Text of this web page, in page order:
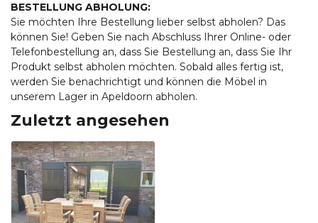
BESTELLUNG ABHOLUNG:
Sie möchten Ihre Bestellung lieber selbst abholen? Das
können Sie! Geben Sie nach Abschluss Ihrer Online- oder
Telefonbestellung an, dass Sie Bestellung an, dass Sie Ihr
Produkt selbst abholen möchten. Sobald alles fertig ist,
werden Sie benachrichtigt und können die Möbel in
unserem Lager in Apeldoorn abholen.
Zuletzt angesehen